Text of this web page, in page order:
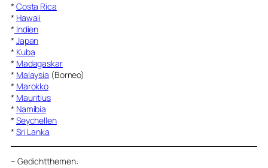
* Costa Rica
* Hawaii
* Indien
* Japan
* Kuba
* Madagaskar
* Malaysia (Borneo)
* Marokko
* Mauritius
* Namibia
* Seychellen
* Sri Lanka
– Gedichtthemen: